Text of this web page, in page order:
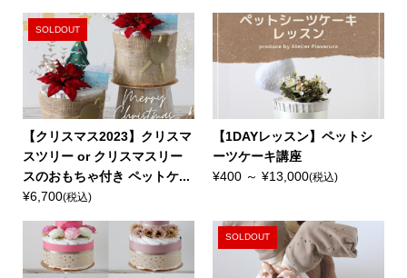
SOLDOUT
【クリスマス2023】クリスマ
スツリー or クリスマスリー
スのおもちゃ付き ペットケ...
¥6,700(税込)
【1DAYレッスン】ペットシ
ーツケーキ講座
¥400 ～ ¥13,000(税込)
SOLDOUT